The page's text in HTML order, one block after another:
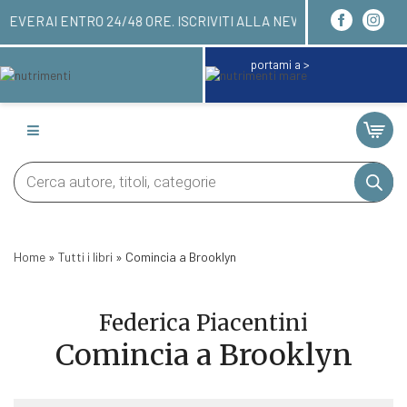
LI RICEVERAI ENTRO 24/48 ORE. ISCRIVITI
portami a >
Products
search
Home » Tutti i libri » Comincia a Brooklyn
Federica Piacentini
Comincia a Brooklyn